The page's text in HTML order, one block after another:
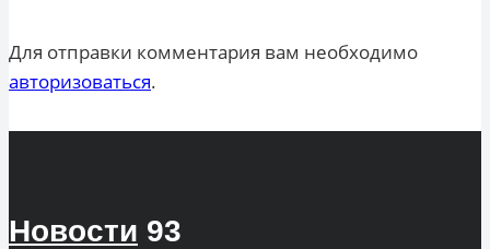
Для отправки комментария вам необходимо
авторизоваться.
Новости 93